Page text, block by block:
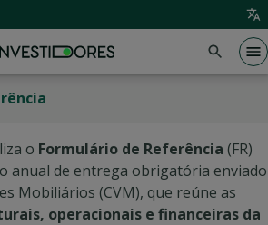
o Formulário de Referência (FR)
anual de entrega obrigatória enviado
Mobiliários (CVM), que reúne as
operacionais e financeiras da